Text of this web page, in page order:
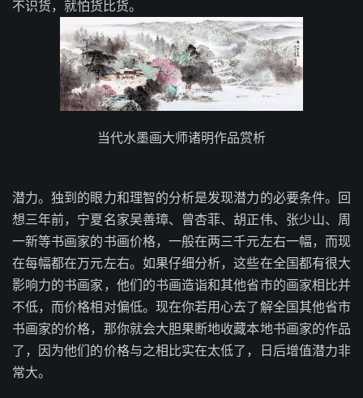
不识货，就怕货比货。
当代水墨画大师诸明作品赏析
潜力。独到的眼力和理智的分析是发现潜力的必要条件。回
想三年前，宁夏名家吴善璋、曾杏菲、胡正伟、张少山、周
一新等书画家的书画价格，一般在两三千元左右一幅，而现
在每幅都在万元左右。如果仔细分析，这些在全国都有很大
影响力的书画家，他们的书画造诣和其他省市的画家相比并
不低，而价格相对偏低。现在你若用心去了解全国其他省市
书画家的价格，那你就会大胆果断地收藏本地书画家的作品
了，因为他们的价格与之相比实在太低了，日后增值潜力非
常大。